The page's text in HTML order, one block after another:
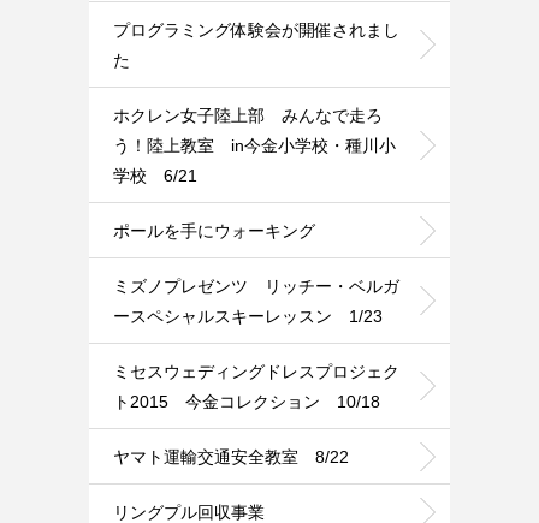
プログラミング体験会が開催されまし
た
ホクレン女子陸上部 みんなで走ろ
う！陸上教室 in今金小学校・種川小
学校 6/21
ポールを手にウォーキング
ミズノプレゼンツ リッチー・ベルガ
ースペシャルスキーレッスン 1/23
ミセスウェディングドレスプロジェク
ト2015 今金コレクション 10/18
ヤマト運輸交通安全教室 8/22
リングプル回収事業